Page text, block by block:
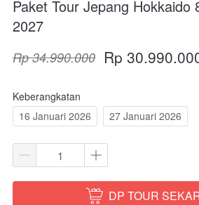
Paket Tour Jepang Hokkaido
2027
Rp 34.990.000 Rp
Keberangkatan
16 Januari 2026
27 Januari 2026
` DP TOUR